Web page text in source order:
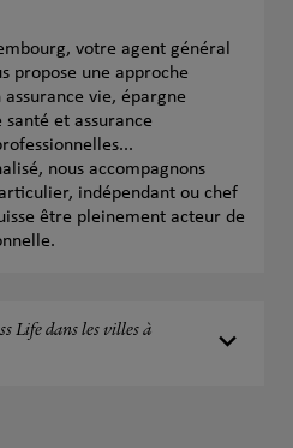
votre agent général
propose une approche
vie, épargne
et assurance
nous accompagnons
indépendant ou chef
être pleinement acteur de
Life dans les villes à